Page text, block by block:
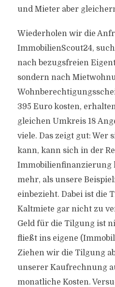
und Mieter aber
Wiederholen wir die
ImmobilienScout24,
nach bezugsfreien
sondern nach
395 Euro kosten,
gleichen Umkreis 18
viele. Das zeigt gut: Wer
kann, kann sich in der
Immobilienfinanzierung
mehr, als unsere
einbezieht. Dabei ist die
Kaltmiete gar nicht zu
Geld für die Tilgung ist
fließt ins eigene
Ziehen wir die Tilgung
unserer Kaufrechnung
monatliche Kosten.